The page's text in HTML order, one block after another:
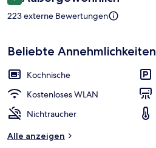
223 externe Bewertungen
Beliebte Annehmlichkeiten
Kochnische
Kostenloses WLAN
Nichtraucher
Alle anzeigen